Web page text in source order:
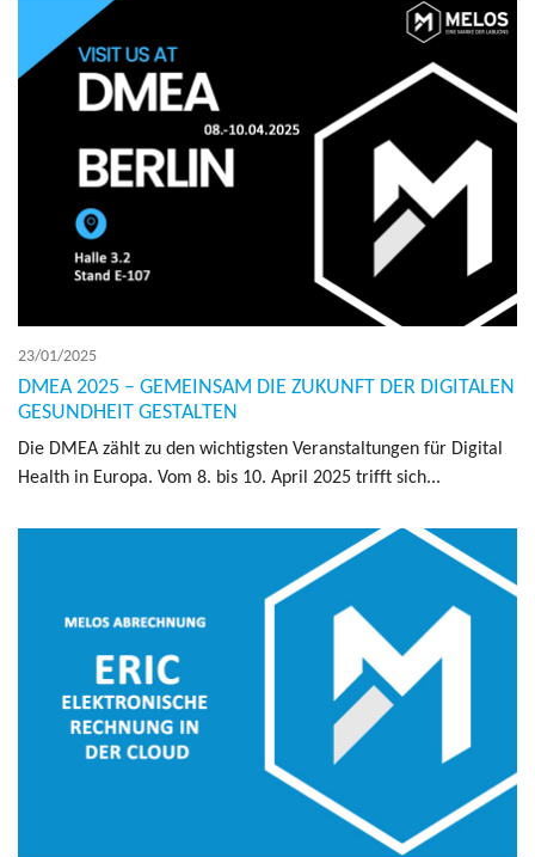
23/01/2025
DMEA 2025 – GEMEINSAM DIE ZUKUNFT DER DIGITALEN
GESUNDHEIT GESTALTEN
Die DMEA zählt zu den wich­tig­sten Verans­tal­tun­gen für Digi­tal
Health in Europa. Vom 8. bis 10. April 2025 trifft sich...